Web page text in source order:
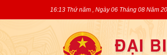
16:13 Thứ năm , Ngày 06 Tháng 08 Năm